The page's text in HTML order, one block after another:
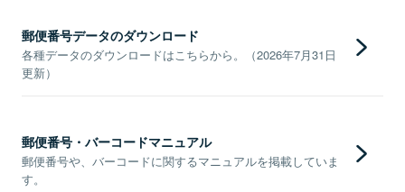
郵便番号データのダウンロード
各種データのダウンロードはこちらから。（2026年7月31日
更新）
郵便番号・バーコードマニュアル
郵便番号や、バーコードに関するマニュアルを掲載していま
す。